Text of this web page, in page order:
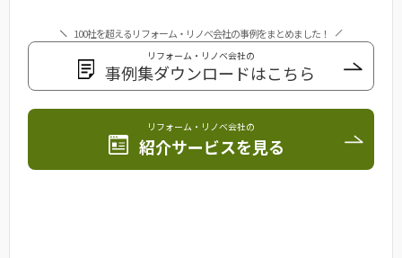
100社を超えるリフォーム・リノベ会社の事例をまとめました！
リフォーム・リノベ会社の
事例集ダウンロードはこちら
リフォーム・リノベ会社の
紹介サービスを見る